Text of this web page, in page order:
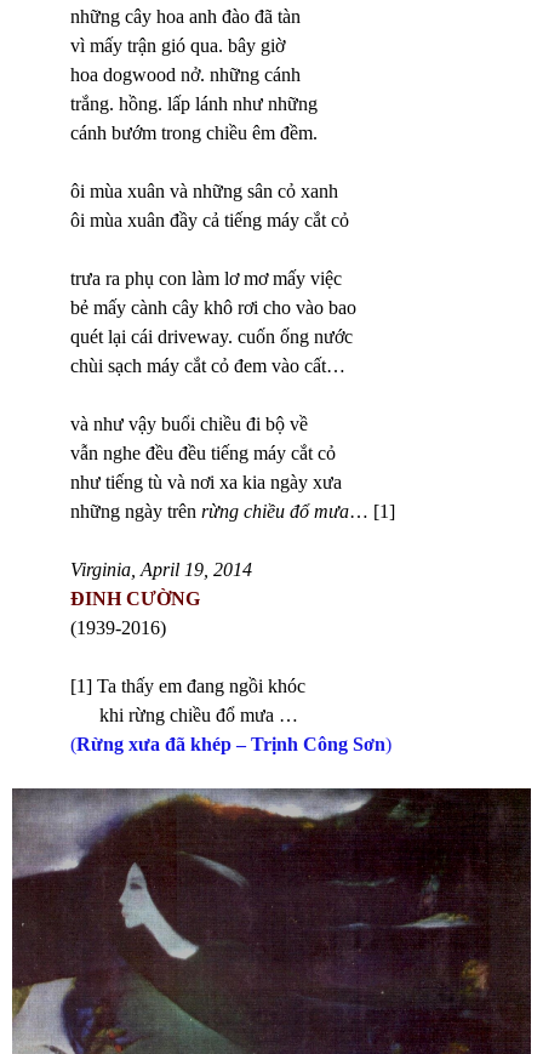
những cây hoa anh đào đã tàn
vì mấy trận gió qua. bây giờ
hoa dogwood nở. những cánh
trắng. hồng. lấp lánh như những
cánh bướm trong chiều êm đềm.
ôi mùa xuân và những sân cỏ xanh
ôi mùa xuân đầy cả tiếng máy cắt cỏ
trưa ra phụ con làm lơ mơ mấy việc
bẻ mấy cành cây khô rơi cho vào bao
quét lại cái driveway. cuốn ống nước
chùi sạch máy cắt cỏ đem vào cất…
và như vậy buổi chiều đi bộ về
vẫn nghe đều đều tiếng máy cắt cỏ
như tiếng tù và nơi xa kia ngày xưa
những ngày trên rừng chiều đổ mưa… [1]
Virginia, April 19, 2014
ĐINH CƯỜNG
(1939-2016)
[1] Ta thấy em đang ngồi khóc
khi rừng chiều đổ mưa …
(Rừng xưa đã khép – Trịnh Công Sơn)